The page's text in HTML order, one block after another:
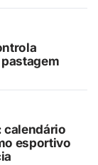
calendário
esportivo